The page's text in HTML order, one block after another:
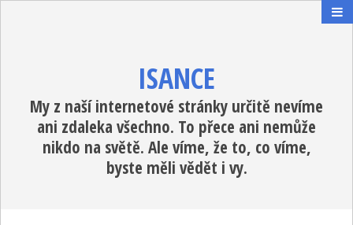
ISANCE
My z naší internetové stránky určitě nevíme
ani zdaleka všechno. To přece ani nemůže
nikdo na světě. Ale víme, že to, co víme,
byste měli vědět i vy.